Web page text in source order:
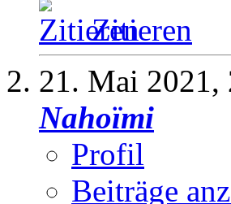
Zitieren
21. Mai 2021,
Nahoïmi
Profil
Beiträge